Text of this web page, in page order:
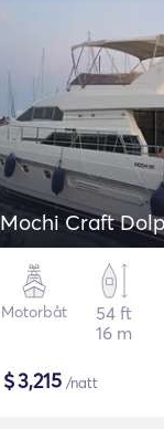
Mochi Craft
Motorbåt
54 ft
16 m
$3,215 /natt